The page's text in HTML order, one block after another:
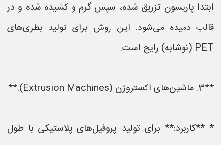
ابتدا پاریسون تزریق شده، سپس گرم و کشیده شده و در
قالب دمیده می‌شود. این روش برای تولید بطری‌های
PET (نوشابه) رایج است.
**3. ماشین‌های اکستروژن (Extrusion Machines):**
* **کاربرد:** برای تولید پروفیل‌های پلاستیکی با طول